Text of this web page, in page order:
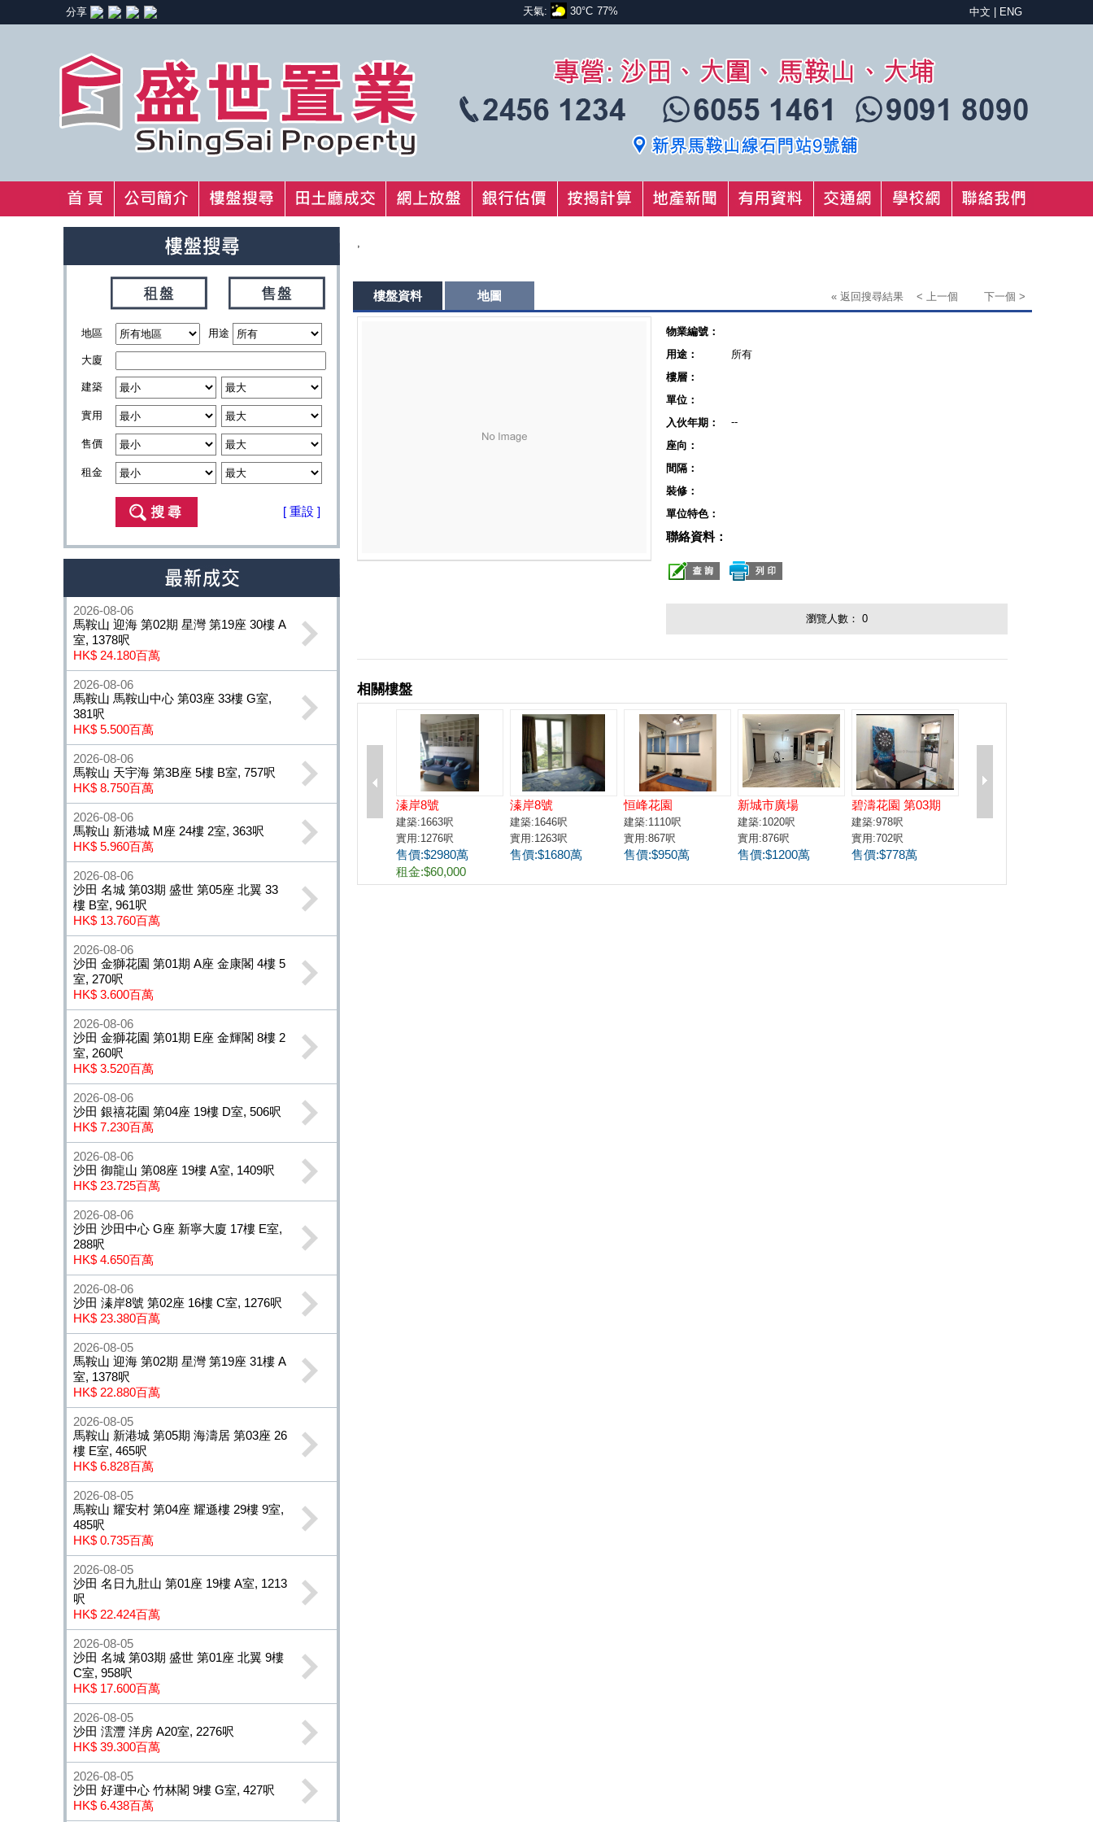
分享 天氣: 30°C 77% 中文 ENG
地區 用途
大廈
建築
實用
售價
租金
[ 重設 ]
2026-08-06
馬鞍山 迎海 第02期 星灣 第19座 30樓 A
室, 1378呎
HK$ 24.180百萬
2026-08-06
馬鞍山 馬鞍山中心 第03座 33樓 G室,
381呎
HK$ 5.500百萬
2026-08-06
馬鞍山 天宇海 第3B座 5樓 B室, 757呎
HK$ 8.750百萬
2026-08-06
馬鞍山 新港城 M座 24樓 2室, 363呎
HK$ 5.960百萬
2026-08-06
沙田 名城 第03期 盛世 第05座 北翼 33
樓 B室, 961呎
HK$ 13.760百萬
2026-08-06
沙田 金獅花園 第01期 A座 金康閣 4樓 5
室, 270呎
HK$ 3.600百萬
2026-08-06
沙田 金獅花園 第01期 E座 金輝閣 8樓 2
室, 260呎
HK$ 3.520百萬
2026-08-06
沙田 銀禧花園 第04座 19樓 D室, 506呎
HK$ 7.230百萬
2026-08-06
沙田 御龍山 第08座 19樓 A室, 1409呎
HK$ 23.725百萬
2026-08-06
沙田 沙田中心 G座 新寧大廈 17樓 E室,
288呎
HK$ 4.650百萬
2026-08-06
沙田 溱岸8號 第02座 16樓 C室, 1276呎
HK$ 23.380百萬
2026-08-05
馬鞍山 迎海 第02期 星灣 第19座 31樓 A
室, 1378呎
HK$ 22.880百萬
2026-08-05
馬鞍山 新港城 第05期 海濤居 第03座 26
樓 E室, 465呎
HK$ 6.828百萬
2026-08-05
馬鞍山 耀安村 第04座 耀遜樓 29樓 9室,
485呎
HK$ 0.735百萬
2026-08-05
沙田 名日九肚山 第01座 19樓 A室, 1213
呎
HK$ 22.424百萬
2026-08-05
沙田 名城 第03期 盛世 第01座 北翼 9樓
C室, 958呎
HK$ 17.600百萬
2026-08-05
沙田 澐灃 洋房 A20室, 2276呎
HK$ 39.300百萬
2026-08-05
沙田 好運中心 竹林閣 9樓 G室, 427呎
HK$ 6.438百萬
,
樓盤資料 地圖 « 返回搜尋結果 < 上一個 下一個 >
物業編號：
用途：
所有
樓層：
單位：
入伙年期：
--
座向：
間隔：
裝修：
單位特色：
聯絡資料：
瀏覽人數： 0